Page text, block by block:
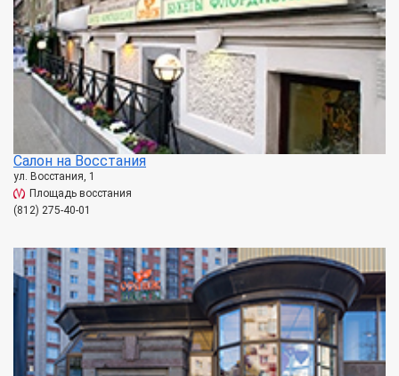
Салон на Восстания
ул. Восстания, 1
Площадь восстания
(812) 275-40-01